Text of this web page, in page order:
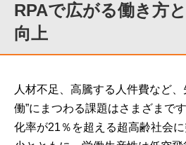
RPAで広がる働き方
向上
人材不足、高騰する人件費など、
働”にまつわる課題はさまざまで
化率が21％を超える超高齢社会